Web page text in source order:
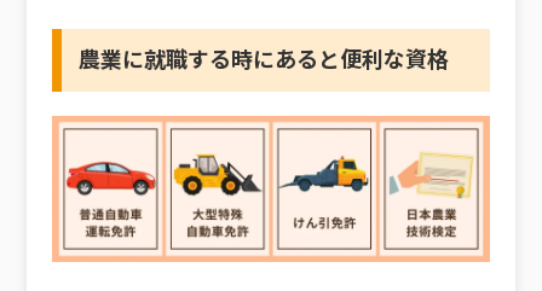
農業に就職する時にあると便利な資格